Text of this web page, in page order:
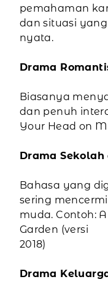
pemahaman
dan situasi
nyata.
Drama
Biasanya
dan penuh
Your Head on
Drama
Bahasa yang
sering
muda. Contoh:
Garden (versi
2018)
Drama